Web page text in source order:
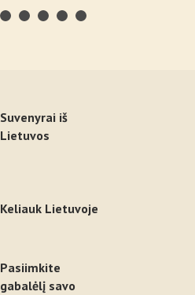
Suvenyrai iš
Lietuvos
Keliauk Lietuvoje
Pasiimkite
gabalėlį savo